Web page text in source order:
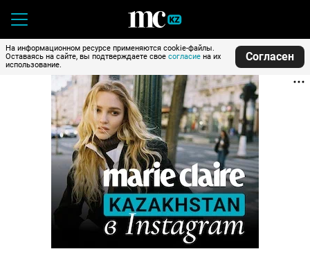
На информационном ресурсе применяются cookie-файлы.
Оставаясь на сайте, вы подтверждаете свое согласие на их
использование.
Согласен